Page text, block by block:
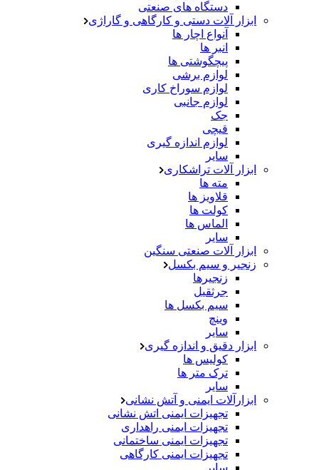
دستگاه های صنعتی
ابزار آلات دستی و کارگاهی و گاراژی
آنواع اچار ها
انبر ها
پیچگوشتی ها
لوازم برشی
لوازم سوراخ کاری
لوازم جانبی
جک
قیچی
لوازم اندازه گیری
سایر
ابزار آلات تراشکاری
مته ها
قلاویز ها
کولت ها
الماس ها
سایر
ابزار آلات صنعتی سنگین
زنجیر و سیم بکسل
زنجیرها
جرثقیل
سیم بکسل ها
وینچ
سایر
ابزار دقیق و اندازه گیری
کولیس ها
ترک متر ها
سایر
ابزارآلات ایمنی و آتش نشانی
تجهیزات ایمنی اتش نشانی
تجهیزات ایمنی راهداری
تجهیزات ایمنی ساختمانی
تجهیزات ایمنی کارگاهی
سایر